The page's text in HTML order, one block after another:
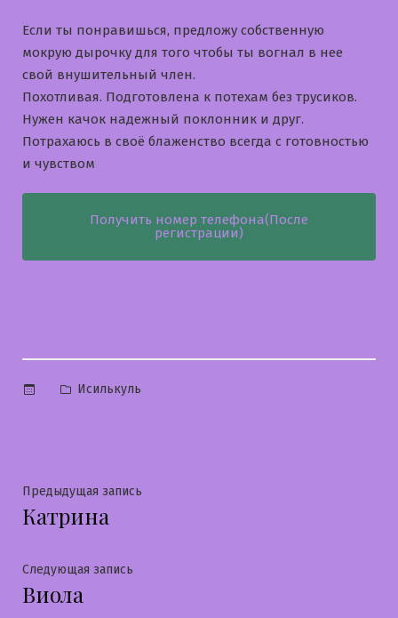
Если ты понравишься, предложу собственную
мокрую дырочку для того чтобы ты вогнал в нее
свой внушительный член.
Похотливая. Подготовлена к потехам без трусиков.
Нужен качок надежный поклонник и друг.
Потрахаюсь в своё блаженство всегда с готовностью
и чувством
Получить номер телефона(После
регистрации)
Опубликовано
Исилькуль
Навигация
по
записям
Предыдущая запись
Катрина
Следующая запись
Виола